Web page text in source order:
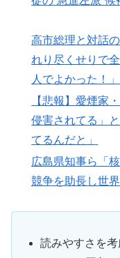
高市総理と対話
れり尽くせりで
人でよかった！」
【悲報】愛煙家
侵害されてる」
てるんだと」
広島県知事ら「
競争を助長し世
読みやすさを